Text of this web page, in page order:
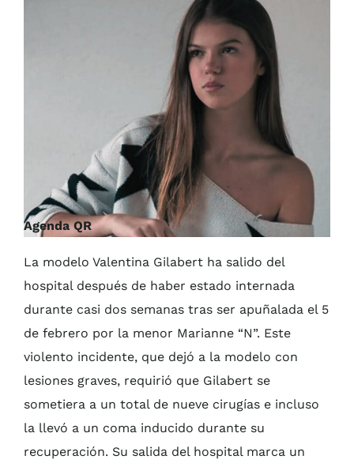
Agenda QR
La modelo Valentina Gilabert ha salido del
hospital después de haber estado internada
durante casi dos semanas tras ser apuñalada el 5
de febrero por la menor Marianne “N”. Este
violento incidente, que dejó a la modelo con
lesiones graves, requirió que Gilabert se
sometiera a un total de nueve cirugías e incluso
la llevó a un coma inducido durante su
recuperación. Su salida del hospital marca un